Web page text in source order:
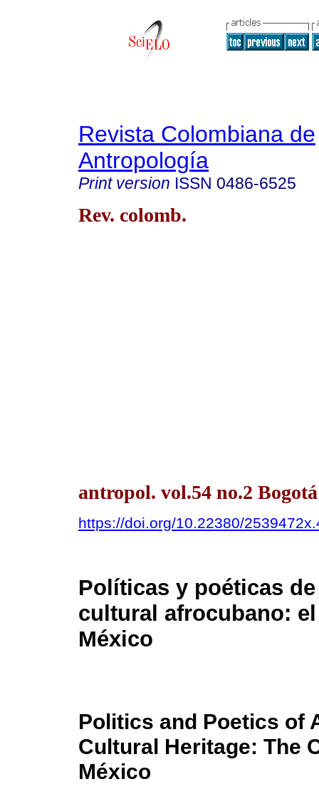
Revista Colombiana de
Antropología
Print version ISSN 0486-6525
Rev. colomb.
antropol. vol.54 no.2
https://doi.org/10.22380/
Políticas y poéticas
cultural afrocubano:
México
Politics and Poetics of
Cultural Heritage: The
México